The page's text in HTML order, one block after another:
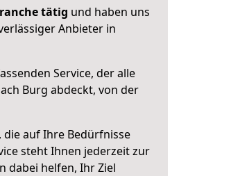
tätig und haben uns
Anbieter in
Service, der alle
Burg abdeckt, von der
auf Ihre Bedürfnisse
steht Ihnen jederzeit zur
dabei helfen, Ihr Ziel